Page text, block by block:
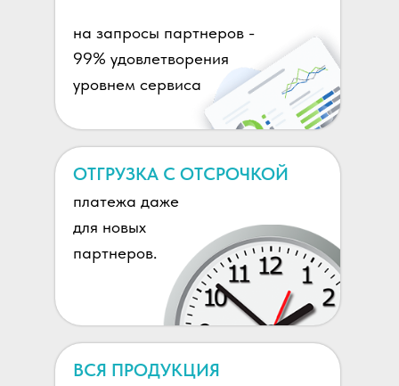
на запросы партнеров -
99% удовлетворения
уровнем сервиса
ОТГРУЗКА С ОТСРОЧКОЙ
платежа даже
для новых
партнеров.
ВСЯ ПРОДУКЦИЯ